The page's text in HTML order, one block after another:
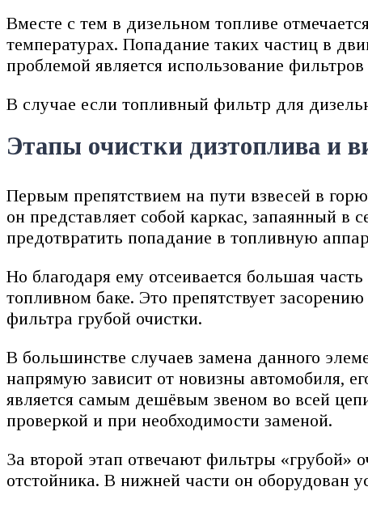
Вместе с тем в дизельном топливе
температурах. Попадание таких частиц в
проблемой является использование
В случае если топливный фильтр для
Этапы очистки дизтоплива и
Первым препятствием на пути взвесей в
он представляет собой каркас, запаянный в
предотвратить попадание в топливную
Но благодаря ему отсеивается большая
топливном баке. Это препятствует
фильтра грубой очистки.
В большинстве случаев замена данного
напрямую зависит от новизны автомобиля,
является самым дешёвым звеном во всей
проверкой и при необходимости заменой.
За второй этап отвечают фильтры «грубой»
отстойника. В нижней части он оборудован